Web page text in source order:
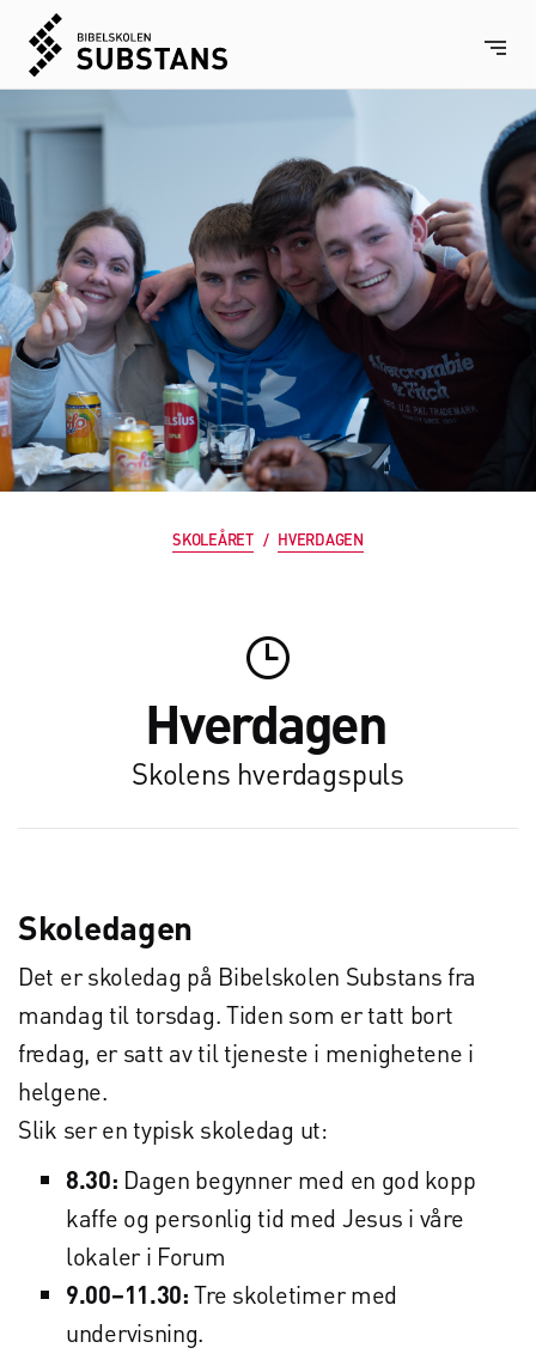
SKOLEÅRET / HVERDAGEN

Hverdagen
Skolens hverdagspuls
Skoledagen
Det er skoledag på Bibelskolen Substans fra
mandag til torsdag. Tiden som er tatt bort
fredag, er satt av til tjeneste i menighetene i
helgene.
Slik ser en typisk skoledag ut:
8.30: Dagen begynner med en god kopp
kaffe og personlig tid med Jesus i våre
lokaler i Forum
9.00–11.30:Tre skoletimer med
undervisning.